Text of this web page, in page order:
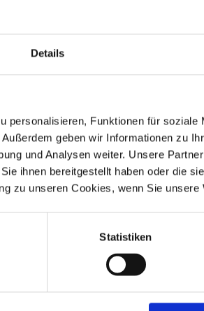
Details
personalisieren, Funktionen für soziale
geben wir Informationen zu
und Analysen weiter. Unsere
ihnen bereitgestellt haben oder die
zu unseren Cookies, wenn Sie
Statistiken